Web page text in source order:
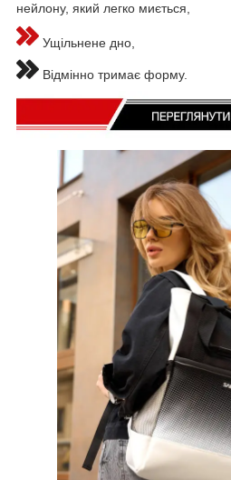
нейлону, який легко миється,
Ущільнене дно,
Відмінно тримає форму.